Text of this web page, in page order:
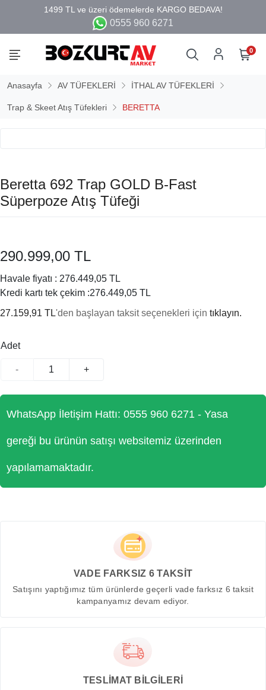
0555 960 6271
0
Anasayfa AV TÜFEKLERİ İTHAL AV TÜFEKLERİ
Trap & Skeet Atış Tüfekleri BERETTA
Beretta 692 Trap GOLD B-Fast
Süperpoze Atış Tüfeği
290.999,00 TL
Havale fiyatı : 276.449,05 TL
Kredi kartı tek çekim :276.449,05 TL
27.159,91 TL'den başlayan taksit seçenekleri için tıklayın.
Adet
- +
WhatsApp İletişim Hattı: 0555 960 6271 - Yasa
gereği bu ürünün satışı websitemiz üzerinden
yapılamamaktadır.
VADE FARKSIZ 6 TAKSİT
Satışını yaptığımız tüm ürünlerde geçerli vade farksız 6 taksit
kampanyamız devam ediyor.
TESLİMAT BİLGİLERİ